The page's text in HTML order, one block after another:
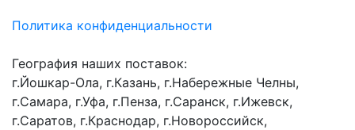
Политика конфиденциальности
География наших поставок:
г.Йошкар-Ола, г.Казань, г.Набережные Челны,
г.Самара, г.Уфа, г.Пенза, г.Саранск, г.Ижевск,
г.Саратов, г.Краснодар, г.Новороссийск,